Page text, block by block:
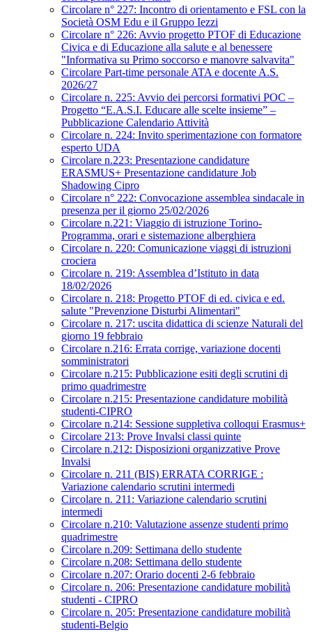
Circolare n° 227: Incontro di orientamento e FSL con la
Società OSM Edu e il Gruppo Iezzi
Circolare n° 226: Avvio progetto PTOF di Educazione
Civica e di Educazione alla salute e al benessere
"Informativa su Primo soccorso e manovre salvavita"
Circolare Part-time personale ATA e docente A.S.
2026/27
Circolare n. 225: Avvio dei percorsi formativi POC –
Progetto “E.A.S.I. Educare alle scelte insieme” –
Pubblicazione Calendario Attività
Circolare n. 224: Invito sperimentazione con formatore
esperto UDA
Circolare n.223: Presentazione candidature
ERASMUS+ Presentazione candidature Job
Shadowing Cipro
Circolare n° 222: Convocazione assemblea sindacale in
presenza per il giorno 25/02/2026
Circolare n.221: Viaggio di istruzione Torino-
Programma, orari e sistemazione alberghiera
Circolare n. 220: Comunicazione viaggi di istruzioni
crociera
Circolare n. 219: Assemblea d’Istituto in data
18/02/2026
Circolare n. 218: Progetto PTOF di ed. civica e ed.
salute "Prevenzione Disturbi Alimentari"
Circolare n. 217: uscita didattica di scienze Naturali del
giorno 19 febbraio
Circolare n.216: Errata corrige, variazione docenti
somministratori
Circolare n.215: Pubblicazione esiti degli scrutini di
primo quadrimestre
Circolare n.215: Presentazione candidature mobilità
studenti-CIPRO
Circolare n.214: Sessione suppletiva colloqui Erasmus+
Circolare 213: Prove Invalsi classi quinte
Circolare n.212: Disposizioni organizzative Prove
Invalsi
Circolare n. 211 (BIS) ERRATA CORRIGE :
Variazione calendario scrutini intermedi
Circolare n. 211: Variazione calendario scrutini
intermedi
Circolare n.210: Valutazione assenze studenti primo
quadrimestre
Circolare n.209: Settimana dello studente
Circolare n.208: Settimana dello studente
Circolare n.207: Orario docenti 2-6 febbraio
Circolare n. 206: Presentazione candidature mobilità
studenti - CIPRO
Circolare n. 205: Presentazione candidature mobilità
studenti-Belgio